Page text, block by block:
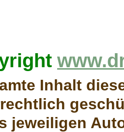
Inhalt
jeweiligen